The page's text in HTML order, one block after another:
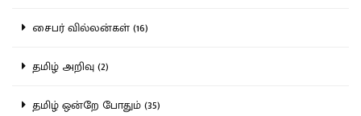
சைபர் வில்லன்கள் (16)
தமிழ் அறிவு (2)
தமிழ் ஒன்றே போதும் (35)